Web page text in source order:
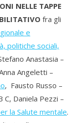
NELLE TAPPE
fra gli
e
politiche sociali,
Anastasia –
Angeletti –
, Fausto Russo –
C, Daniela Pezzi –
la Salute mentale.